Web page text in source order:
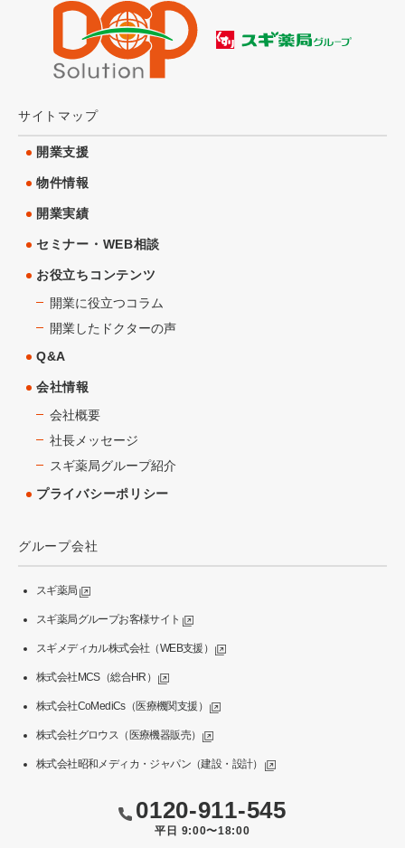
サイトマップ
開業支援
物件情報
開業実績
セミナー・WEB相談
お役立ちコンテンツ
開業に役立つコラム
開業したドクターの声
Q&A
会社情報
会社概要
社長メッセージ
スギ薬局グループ紹介
プライバシーポリシー
グループ会社
スギ薬局
スギ薬局グループお客様サイト
スギメディカル株式会社（WEB支援）
株式会社MCS（総合HR）
株式会社CoMediCs（医療機関支援）
株式会社グロウス（医療機器販売）
株式会社昭和メディカ・ジャパン（建設・設計）
0120-911-545
平日 9:00〜18:00